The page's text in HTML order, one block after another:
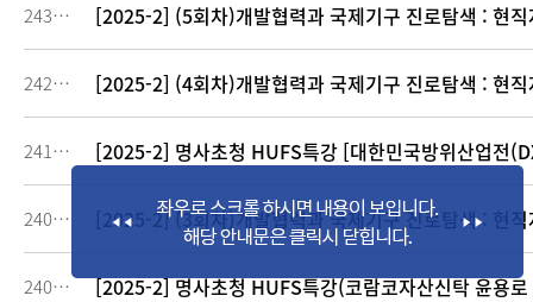
243069 [2025-2] (5회차)개발협력과 국제기구 진로탐색 : 현
242156 [2025-2] (4회차)개발협력과 국제기구 진로탐색 : 현
241668 [2025-2] 명사초청 HUFS특강 [대한민국방위산업전
240885 [2025-2] (3회차)개발협력과 국제기구 진로탐색 : 현
240884 [2025-2] 명사초청 HUFS특강(코람코자산신탁 윤용